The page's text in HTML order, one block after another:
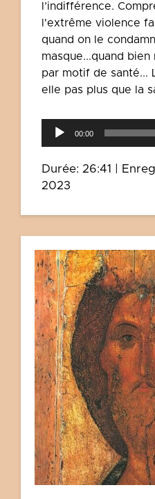
l’indifférence.
l'extrême violence
quand on le
masque...quand
par motif de santé...
elle pas plus que la
00:00
Durée: 26:41
2023